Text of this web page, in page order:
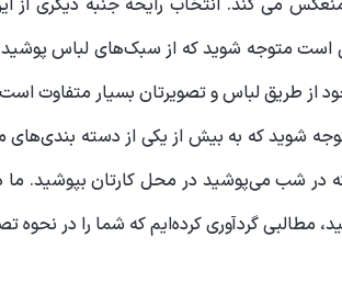
می کند. انتخاب رایحه جنبه دیگری
متوجه شوید که از سبک‌های لباس پوشیدن یا
از طریق لباس و تصویرتان بسیار متفاوت
شوید که به بیش از یکی از دسته‌ بندی‌های
در شب می‌پوشید در محل کارتان بپوشید.
مطالبی گردآوری کرده‌ایم که شما را در